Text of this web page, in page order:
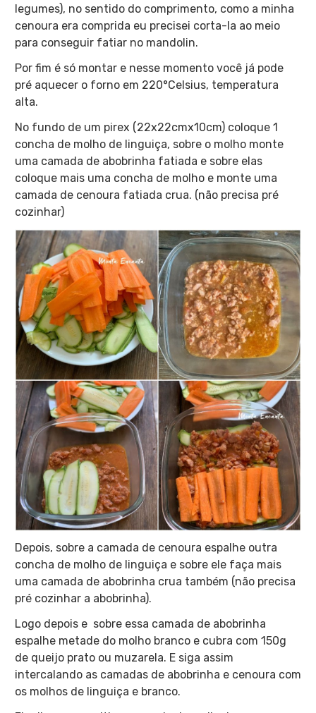
legumes), no sentido do comprimento, como a minha
cenoura era comprida eu precisei corta-la ao meio
para conseguir fatiar no mandolin.
Por fim é só montar e nesse momento você já pode
pré aquecer o forno em 220°Celsius, temperatura
alta.
No fundo de um pirex (22x22cmx10cm) coloque 1
concha de molho de linguiça, sobre o molho monte
uma camada de abobrinha fatiada e sobre elas
coloque mais uma concha de molho e monte uma
camada de cenoura fatiada crua. (não precisa pré
cozinhar)
Depois, sobre a camada de cenoura espalhe outra
concha de molho de linguiça e sobre ele faça mais
uma camada de abobrinha crua também (não precisa
pré cozinhar a abobrinha).
Logo depois e sobre essa camada de abobrinha
espalhe metade do molho branco e cubra com 150g
de queijo prato ou muzarela. E siga assim
intercalando as camadas de abobrinha e cenoura com
os molhos de linguiça e branco.